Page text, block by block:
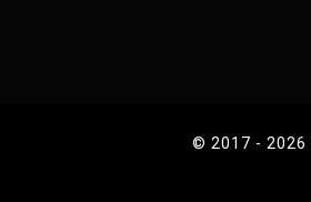
© 2017 - 2026